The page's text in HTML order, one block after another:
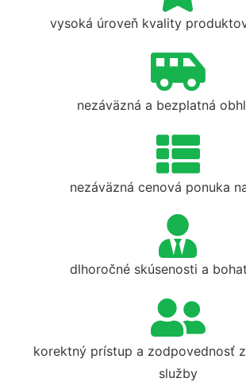
vysoká úroveň kvality
nezáväzná a bezplatná
nezáväzná cenová ponuka
dlhoročné skúsenosti a
korektný prístup a zodpovednosť
služby